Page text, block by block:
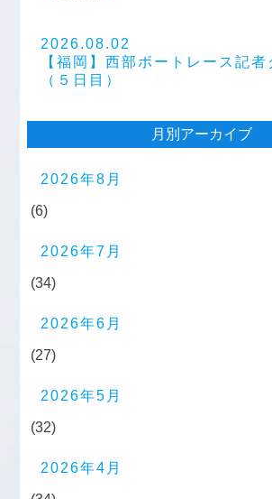
2026.08.02
【福岡】西部ボートレース記者
（５日目）
月別アーカイブ
2026年8月
(6)
2026年7月
(34)
2026年6月
(27)
2026年5月
(32)
2026年4月